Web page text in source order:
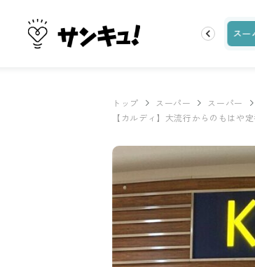
収納・片付け ビューティ 100均・雑貨 スー
トップ スーパー
スーパー
【カルディ】大流行からのもはや